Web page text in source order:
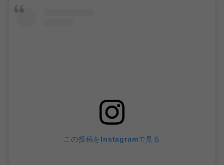
この投稿をInstagramで見る